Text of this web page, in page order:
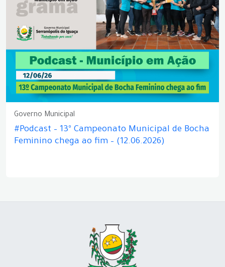
Governo Municipal
#Podcast – 13º Campeonato Municipal de Bocha
Feminino chega ao fim – (12.06.2026)